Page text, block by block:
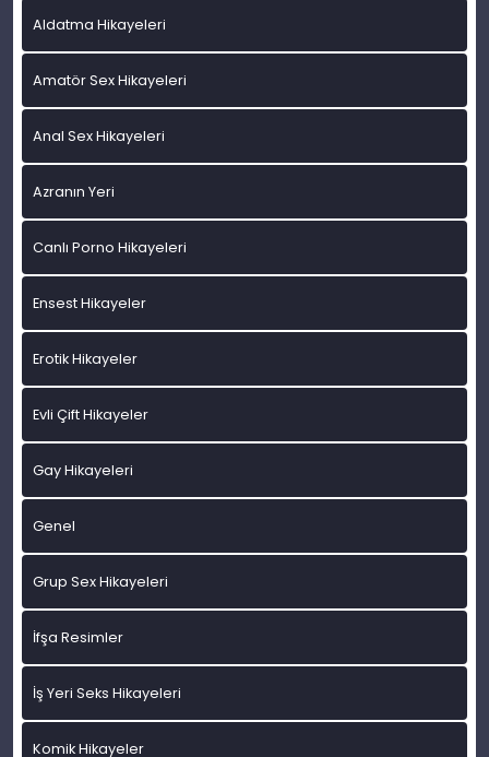
Aldatma Hikayeleri
Amatör Sex Hikayeleri
Anal Sex Hikayeleri
Azranın Yeri
Canlı Porno Hikayeleri
Ensest Hikayeler
Erotik Hikayeler
Evli Çift Hikayeler
Gay Hikayeleri
Genel
Grup Sex Hikayeleri
İfşa Resimler
İş Yeri Seks Hikayeleri
Komik Hikayeler